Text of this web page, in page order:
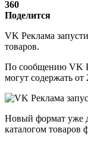
360
Поделится
VK Реклама
товаров.
По сообщению VK
могут содержать от
Новый формат уже
каталогом товаров